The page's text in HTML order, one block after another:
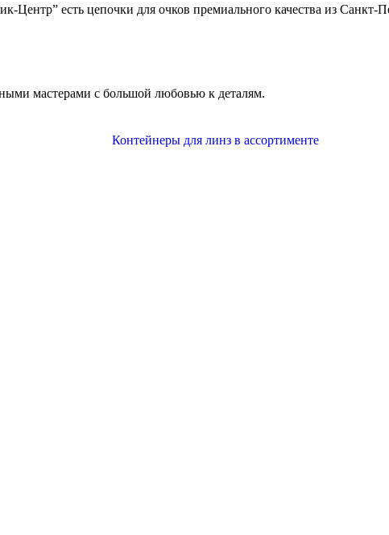
есть цепочки для очков премиального качества из Санкт-
мастерами с большой любовью к деталям.